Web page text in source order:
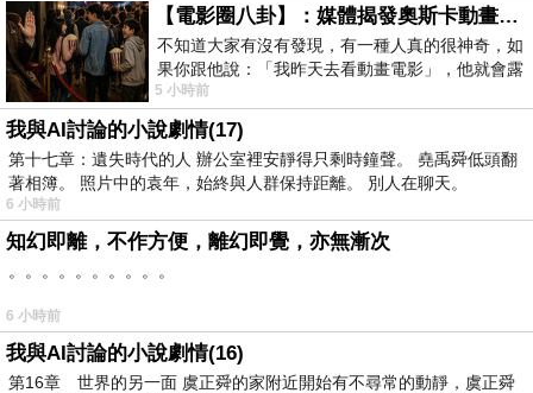
【電影圈八卦】：媒體揭發奧斯卡動畫項目投票醜聞！好萊塢為什麼看不起動畫電影？
不知道大家有沒有發現，有一種人真的很神奇，如
果你跟他說：「我昨天去看動畫電影」，他就會露
出一種慈祥的微笑，然後問你是不是陪小
5 小時前
我與AI討論的小說劇情(17)
第十七章：遺失時代的人 辦公室裡安靜得只剩時鐘聲。 堯禹舜低頭翻
著相簿。 照片中的袁年，始終與人群保持距離。 別人在聊天。
6 小時前
知幻即離，不作方便，離幻即覺，亦無漸次
。。。。。。。。。。
6 小時前
我與AI討論的小說劇情(16)
第16章 世界的另一面 虞正舜的家附近開始有不尋常的動靜，虞正舜